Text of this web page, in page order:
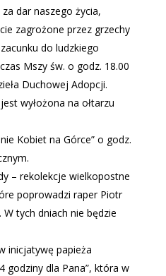
dar naszego życia,
zagrożone przez grzechy
do ludzkiego
Mszy św. o godz. 18.00
Duchowej Adopcji.
wyłożona na ołtarzu
Kobiet na Górce” o godz.
– rekolekcje wielkopostne
poprowadzi raper Piotr
W tych dniach nie będzie
inicjatywę papieża
godziny dla Pana”, która w